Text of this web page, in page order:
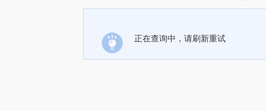
正在查询中，请刷新重试